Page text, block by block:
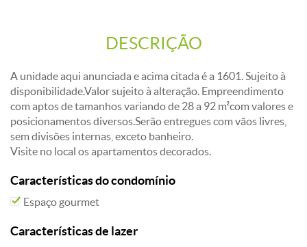
DESCRIÇÃO
A unidade aqui anunciada e acima citada é a 1601. Sujeito à
disponibilidade.Valor sujeito à alteração. Empreendimento
com aptos de tamanhos variando de 28 a 92 m²com valores e
posicionamentos diversos.Serão entregues com vãos livres,
sem divisões internas, exceto banheiro.
Visite no local os apartamentos decorados.
Características do condomínio
Espaço gourmet
Características de lazer